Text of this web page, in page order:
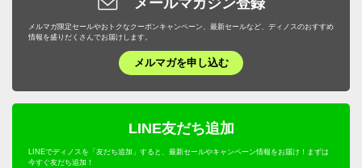
メールマガジン登録
メルマガ限定セールやおトクなクーポンキャンペーン、最新セールなど、ディノスのおすすめ
情報を盛りだくさんでお届けします。
メルマガを申し込む
LINE友だち追加
LINEでディノスを「友だち追加」すると、最新セールやキャンペーン情報をお届け！まずは
今すぐ友だち追加！